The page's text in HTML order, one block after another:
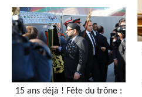
15 ans déjà ! Fête du trône :